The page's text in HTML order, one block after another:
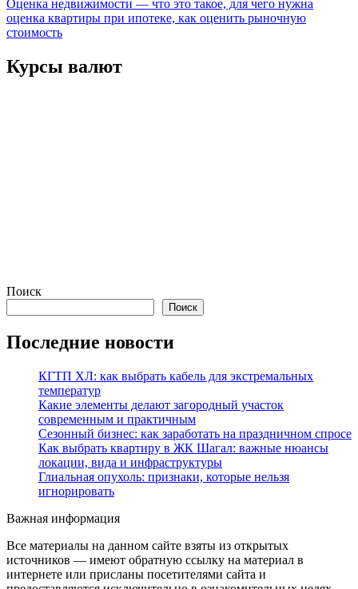
записям
Оценка недвижимости — что это такое, для чего нужна
оценка квартиры при ипотеке, как оценить рыночную
стоимость
Курсы валют
Поиск
Поиск
Последние новости
КГТП ХЛ: как выбрать кабель для экстремальных
температур
Какие элементы делают загородный участок
современным и практичным
Сезонный бизнес: как заработать на праздничном спросе
Как выбрать квартиру в ЖК Шагал: важные нюансы
локации, вида и инфраструктуры
Глиальная опухоль: признаки, которые нельзя
игнорировать
Важная информация
Все материалы на данном сайте взяты из открытых
источников — имеют обратную ссылку на материал в
интернете или присланы посетителями сайта и